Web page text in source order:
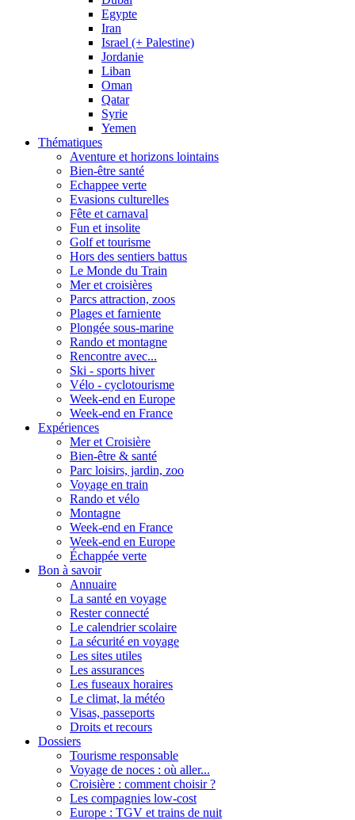
Egypte
Iran
Israel (+ Palestine)
Jordanie
Liban
Oman
Qatar
Syrie
Yemen
Thématiques
Aventure et horizons lointains
Bien-être santé
Echappee verte
Evasions culturelles
Fête et carnaval
Fun et insolite
Golf et tourisme
Hors des sentiers battus
Le Monde du Train
Mer et croisières
Parcs attraction, zoos
Plages et farniente
Plongée sous-marine
Rando et montagne
Rencontre avec...
Ski - sports hiver
Vélo - cyclotourisme
Week-end en Europe
Week-end en France
Expériences
Mer et Croisière
Bien-être & santé
Parc loisirs, jardin, zoo
Voyage en train
Rando et vélo
Montagne
Week-end en France
Week-end en Europe
Échappée verte
Bon à savoir
Annuaire
La santé en voyage
Rester connecté
Le calendrier scolaire
La sécurité en voyage
Les sites utiles
Les assurances
Les fuseaux horaires
Le climat, la météo
Visas, passeports
Droits et recours
Dossiers
Tourisme responsable
Voyage de noces : où aller...
Croisière : comment choisir ?
Les compagnies low-cost
Europe : TGV et trains de nuit